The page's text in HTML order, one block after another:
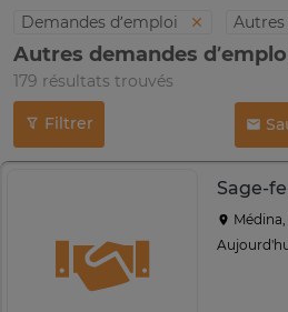
Demandes d’emploi
Autres
Autres demandes
179 résultats trouvés
Filtrer
Sage-